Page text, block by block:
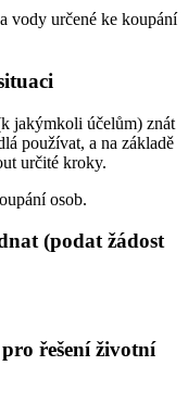
vody určené ke koupání
jakýmkoli účelům) znát
používat, a na základě
určité kroky.
osob.
(podat žádost
řešení životní